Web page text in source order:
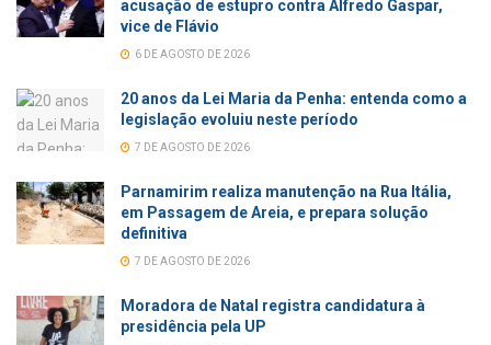
acusação de estupro contra Alfredo Gaspar,
vice de Flávio
6 DE AGOSTO DE 2026
20 anos da Lei Maria da Penha: entenda como a
legislação evoluiu neste período
7 DE AGOSTO DE 2026
Parnamirim realiza manutenção na Rua Itália,
em Passagem de Areia, e prepara solução
definitiva
7 DE AGOSTO DE 2026
Moradora de Natal registra candidatura à
presidência pela UP